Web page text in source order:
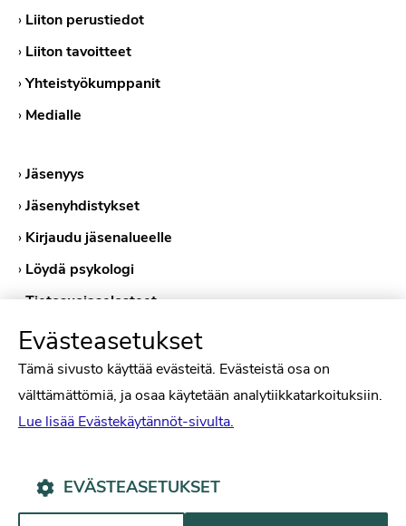
› Liiton perustiedot
› Liiton tavoitteet
›Yhteistyökumppanit
› Medialle
›Jäsenyys
›Jäsenyhdistykset
› Kirjaudu jäsenalueelle
› Löydä psykologi
›Tietosuojaselosteet
›Evästekäytännöt
Evästeasetukset
Tämä sivusto käyttää evästeitä. Evästeistä osa on
välttämättömiä, ja osaa käytetään analytiikkatarkoituksiin.
Lue lisää Evästekäytännöt-sivulta.
EVÄSTEASETUKSET